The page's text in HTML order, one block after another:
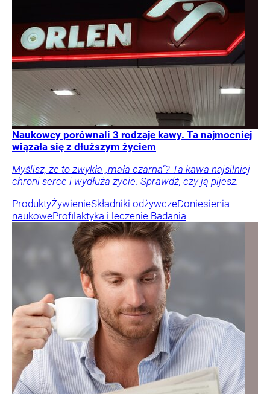
Naukowcy porównali 3 rodzaje kawy. Ta najmocniej
wiązała się z dłuższym życiem
Myślisz, że to zwykła „mała czarna”? Ta kawa najsilniej
chroni serce i wydłuża życie. Sprawdź, czy ją pijesz.
ProduktyŻywienieSkładniki odżywczeDoniesienia
naukoweProfilaktyka i leczenie Badania